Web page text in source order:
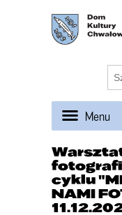
Menu
cyklu
NAMI